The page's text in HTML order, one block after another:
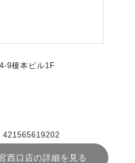
9榎本ビル1F
421565619202
西口店の詳細を見る